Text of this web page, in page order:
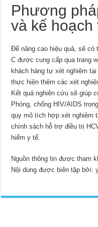
Phương
và kế
Để nâng cao hiệu quả, sẽ
C được cung cấp qua trang
khách hàng tự xét nghiệm
thực hiện thêm các xét
Kết quả nghiên cứu sẽ giúp
Phòng, chống HIV/AIDS
quy mô tích hợp xét nghiệm
chính sách hỗ trợ điều trị
hiểm y tế.
Nguồn thông tin được tham
Nội dung được biên tập bởi: